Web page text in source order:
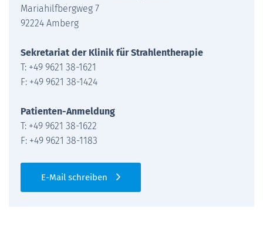
Mariahilfbergweg 7
92224 Amberg
Sekretariat der Klinik für Strahlentherapie
T: +49 9621 38-1621
F: +49 9621 38-1424
Patienten-Anmeldung
T: +49 9621 38-1622
F: +49 9621 38-1183
E-Mail schreiben